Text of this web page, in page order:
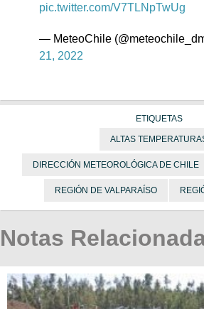
pic.twitter.com/V7TLNpTwUg
— MeteoChile
21, 2022
ETIQUETAS
ALTAS
DIRECCIÓN METEOROLÓGICA DE CHILE
REGIÓN DE VALPARAÍSO
Notas